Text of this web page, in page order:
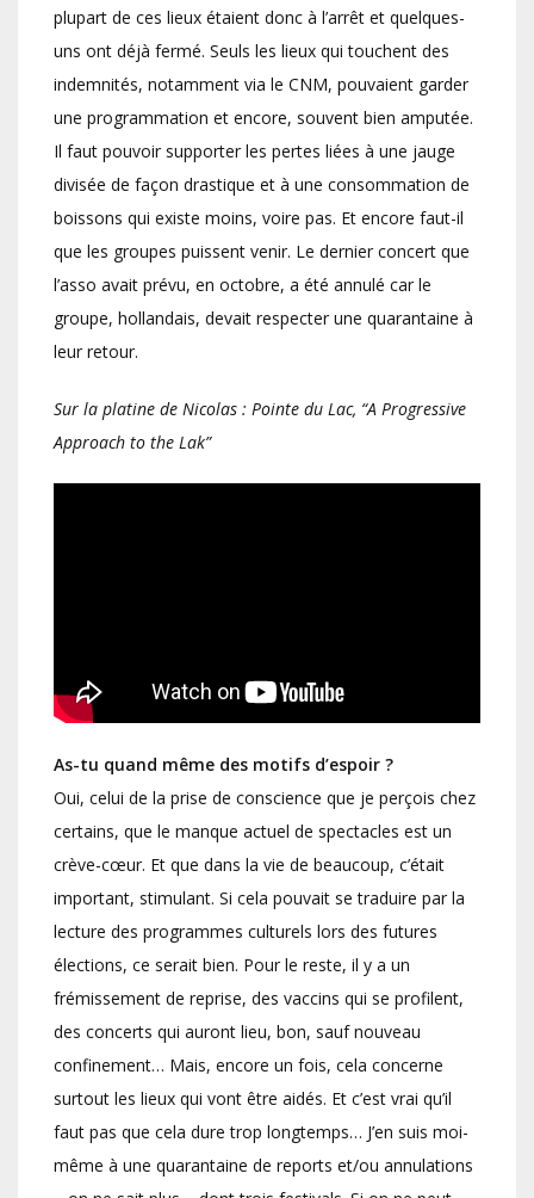
plupart de ces lieux étaient donc à l’arrêt et quelques-
uns ont déjà fermé. Seuls les lieux qui touchent des
indemnités, notamment via le CNM, pouvaient garder
une programmation et encore, souvent bien amputée.
Il faut pouvoir supporter les pertes liées à une jauge
divisée de façon drastique et à une consommation de
boissons qui existe moins, voire pas. Et encore faut-il
que les groupes puissent venir. Le dernier concert que
l’asso avait prévu, en octobre, a été annulé car le
groupe, hollandais, devait respecter une quarantaine à
leur retour.
Sur la platine de Nicolas : Pointe du Lac, “A Progressive
Approach to the Lak”
As-tu quand même des motifs d’espoir ?
Oui, celui de la prise de conscience que je perçois chez
certains, que le manque actuel de spectacles est un
crève-cœur. Et que dans la vie de beaucoup, c’était
important, stimulant. Si cela pouvait se traduire par la
lecture des programmes culturels lors des futures
élections, ce serait bien. Pour le reste, il y a un
frémissement de reprise, des vaccins qui se profilent,
des concerts qui auront lieu, bon, sauf nouveau
confinement… Mais, encore un fois, cela concerne
surtout les lieux qui vont être aidés. Et c’est vrai qu’il
faut pas que cela dure trop longtemps… J’en suis moi-
même à une quarantaine de reports et/ou annulations